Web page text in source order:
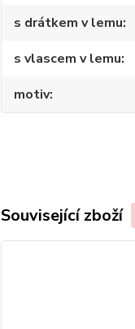
s drátkem v lemu
s vlascem v lemu
motiv
Související zboží